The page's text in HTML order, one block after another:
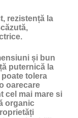
rezistență la
și bun
puternică la
poate tolera
oarecare
cel mai mare si
organic